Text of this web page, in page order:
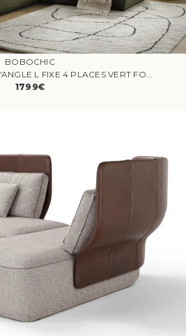
BOBOCHIC
WHESLEY CANAPÉ D'ANGLE L FIXE 4 PLACES VERT FONCÉ ANGLE DROIT
1799€